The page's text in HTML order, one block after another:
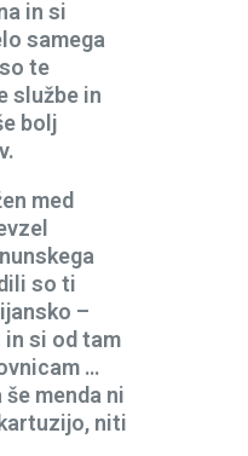
in si
samega
te
službe in
bolj
med
so ti
–
si od tam
…
menda ni
niti